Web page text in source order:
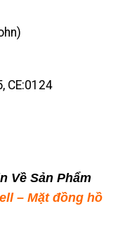
CE:0124
Về Sản Phẩm
– Mặt đồng hồ